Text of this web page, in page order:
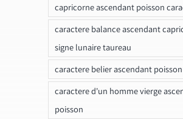
capricorne ascendant poisson
caractere balance ascendant
signe lunaire taureau
caractere belier ascendant poisson
caractere d'un homme vierge
poisson